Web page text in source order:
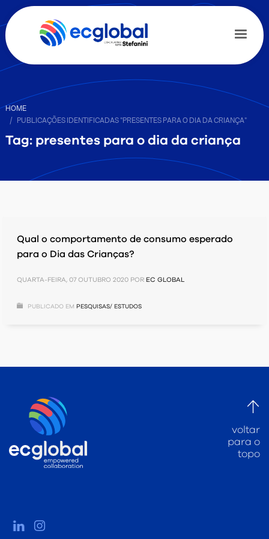
HOME
PUBLICAÇÕES IDENTIFICADAS "PRESENTES PARA O DIA DA CRIANÇA"
Tag: presentes para o dia da criança
Qual o comportamento de consumo esperado
para o Dia das Crianças?
QUARTA-FEIRA, 07 OUTUBRO 2020 POR EC GLOBAL
PUBLICADO EM PESQUISAS/ ESTUDOS
voltar
para o
topo